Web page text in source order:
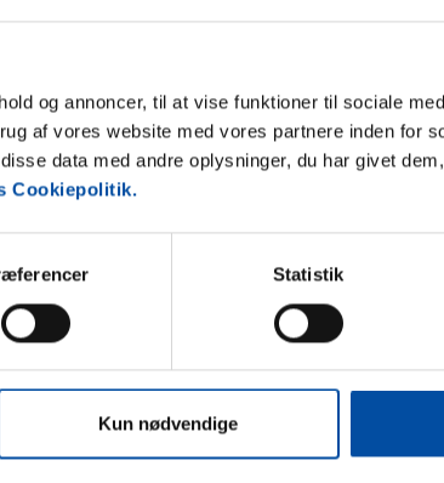
og annoncer, til at vise funktioner til sociale
af vores website med vores partnere inden for
data med andre oplysninger, du har givet
Cookiepolitik.
Statistik
Kun nødvendige
der Stadt, das Alte Rathaus, wo
aus sind es jeweils etwas mehr als
Vergnügungspark Skandinaviens, Djurs
4,7